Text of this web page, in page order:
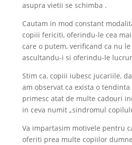
asupra vietii se schimba .
Cautam in mod constant
copiii fericiti, oferindu-le cea
care o putem, verificand ca nu
ascultandu-i si oferindu-le
Stim ca, copiii iubesc jucariile,
am observat ca exista o
primesc atat de multe cadouri
in ceva numit „sindromul
Va impartasim motivele pentru
oferiti prea multe copiilor